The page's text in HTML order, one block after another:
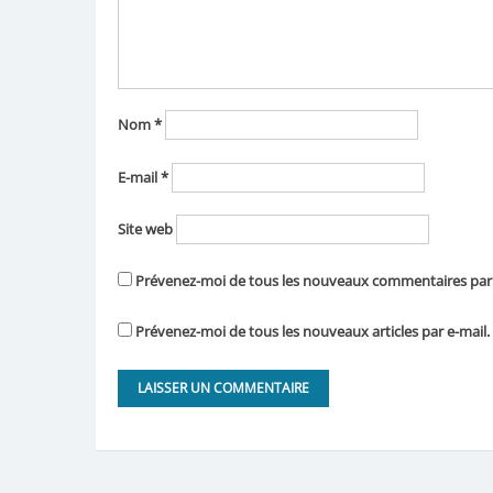
Nom*
E-mail*
Site web
Prévenez-moi de tous les nouveaux commentaires
Prévenez-moi de tous les nouveaux articles par e-mail.